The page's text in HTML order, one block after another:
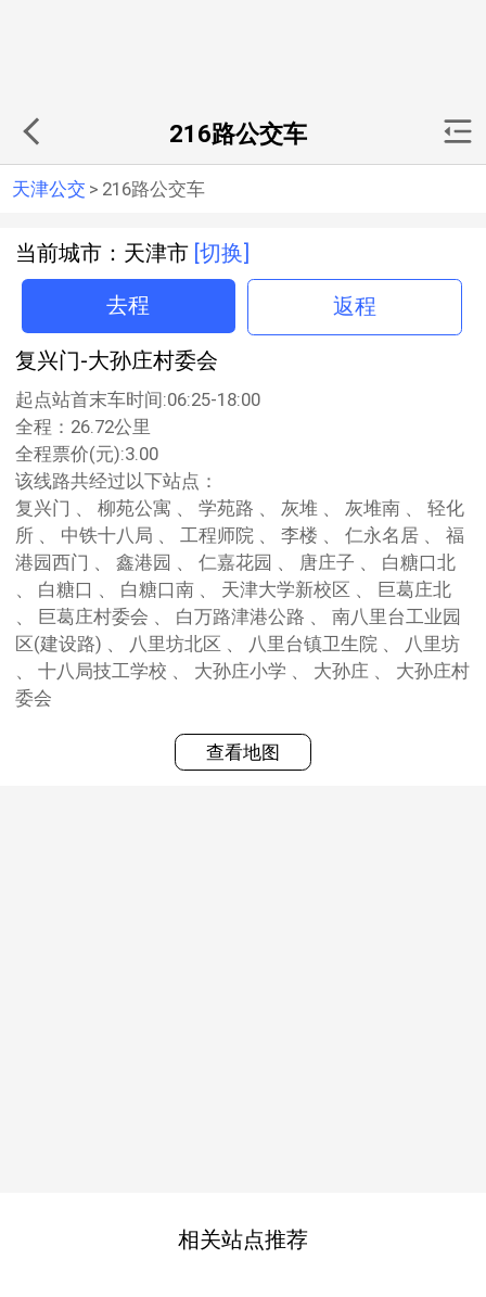
216路公交车
天津公交 > 216路公交车
当前城市：天津市 [切换]
去程 返程
复兴门-大孙庄村委会
起点站首末车时间:06:25-18:00
全程：26.72公里
全程票价(元):3.00
该线路共经过以下站点：
复兴门 、 柳苑公寓 、 学苑路 、 灰堆 、 灰堆南 、 轻化
所 、 中铁十八局 、 工程师院 、 李楼 、 仁永名居 、 福
港园西门 、 鑫港园 、 仁嘉花园 、 唐庄子 、 白糖口北
、 白糖口 、 白糖口南 、 天津大学新校区 、 巨葛庄北
、 巨葛庄村委会 、 白万路津港公路 、 南八里台工业园
区(建设路) 、 八里坊北区 、 八里台镇卫生院 、 八里坊
、 十八局技工学校 、 大孙庄小学 、 大孙庄 、 大孙庄村
委会
查看地图
相关站点推荐